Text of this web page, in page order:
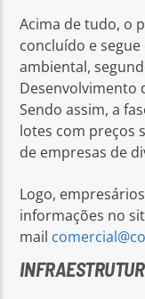
Acima de tudo, o
concluído e
ambiental,
Desenvolvimento
Sendo assim, a
lotes com preços
de empresas de
Logo,
informações no
mail